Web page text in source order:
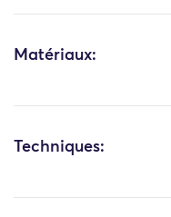
Matériaux:
Techniques: